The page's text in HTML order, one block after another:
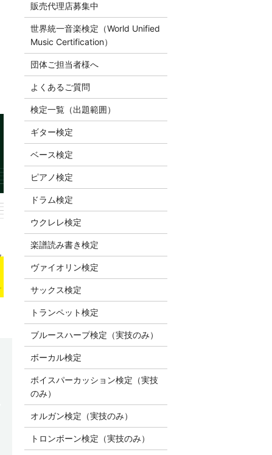
販売代理店募集中
世界統一音楽検定（World Unified
Music Certification）
団体ご担当者様へ
よくあるご質問
検定一覧（出題範囲）
ギター検定
ベース検定
ピアノ検定
ドラム検定
ウクレレ検定
楽譜読み書き検定
ヴァイオリン検定
サックス検定
トランペット検定
ブルースハープ検定（実技のみ）
ボーカル検定
ボイスパーカッション検定（実技
のみ）
オルガン検定（実技のみ）
トロンボーン検定（実技のみ）